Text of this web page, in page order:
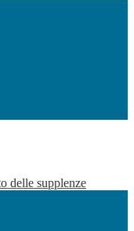
delle supplenze